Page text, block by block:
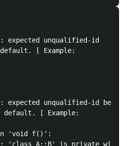
expected unqualified-id
[ Example:
expected unqualified-id
default. [ Example:
'void f()':